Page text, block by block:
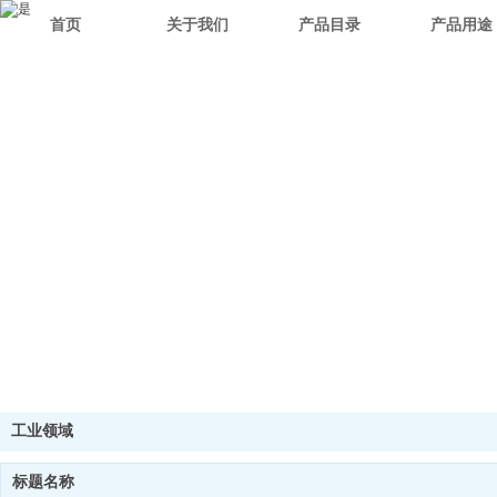
首页 关于我们 产品目录 产品用途
工业领域
标题名称